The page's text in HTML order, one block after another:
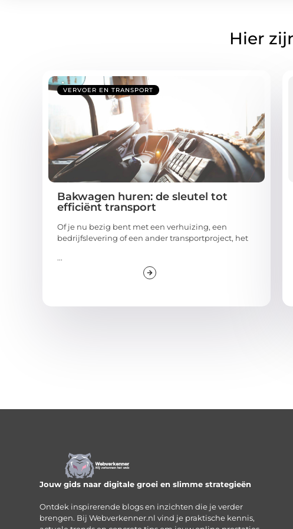
Hier
VERVOER EN TRANSPORT
Bakwagen huren: de sleutel tot
efficiënt transport
Of je nu bezig bent met een verhuizing, een
bedrijfslevering of een ander transportproject, het
...
Jouw gids naar digitale groei en slimme strategieën
Ontdek inspirerende blogs en inzichten die je verder
brengen. Bij Webverkenner.nl vind je praktische kennis,